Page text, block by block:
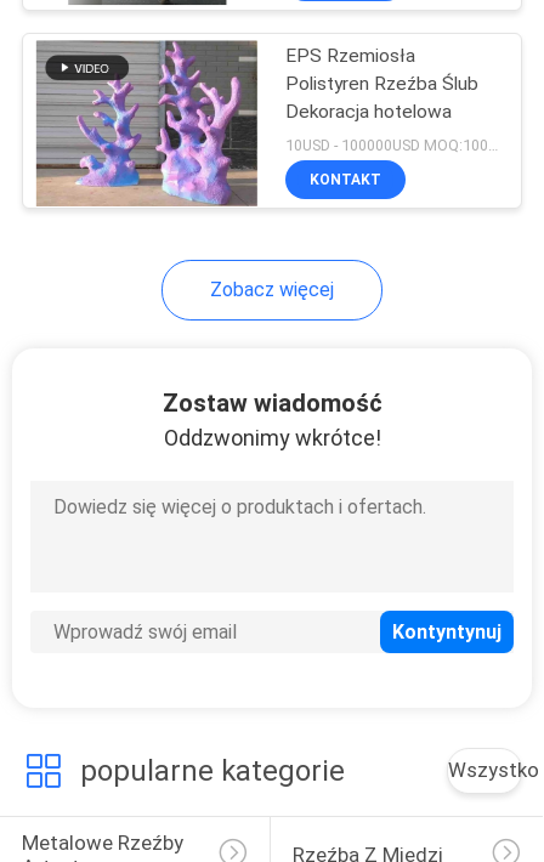
Dekoracyjne rzeźby
metalowe
Rzeźby meblowe
Duża metalowa
16
EPS Rzemiosła
Polistyren Rzeźba Ślub
Dekoracja hotelowa
KONTAKT
Zobacz więcej
Zostaw wiadomość
Oddzwonimy wkrótce!
popularne kategorie Wszystko
Metalowe Rzeźby
Rzeźba Z Miedzi